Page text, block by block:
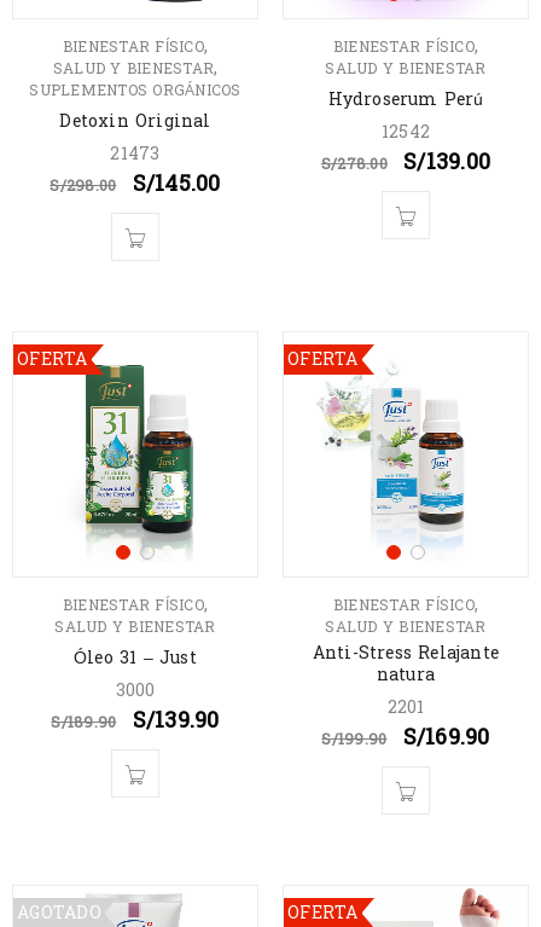
BIENESTAR FÍSICO,
SALUD Y BIENESTAR,
SUPLEMENTOS ORGÁNICOS
Detoxin Original
21473
S/298.00 S/145.00
BIENESTAR FÍSICO,
SALUD Y BIENESTAR
Hydroserum Perú
12542
S/278.00 S/139.00
OFERTA
BIENESTAR FÍSICO,
SALUD Y BIENESTAR
Óleo 31 – Just
3000
S/189.90 S/139.90
OFERTA
BIENESTAR FÍSICO,
SALUD Y BIENESTAR
Anti-Stress Relajante
natura
2201
S/199.90 S/169.90
AGOTADO OFERTA